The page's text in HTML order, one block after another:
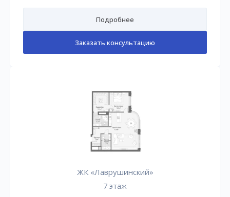
Подробнее
Заказать консультацию
ЖК «Лаврушинский»
7 этаж